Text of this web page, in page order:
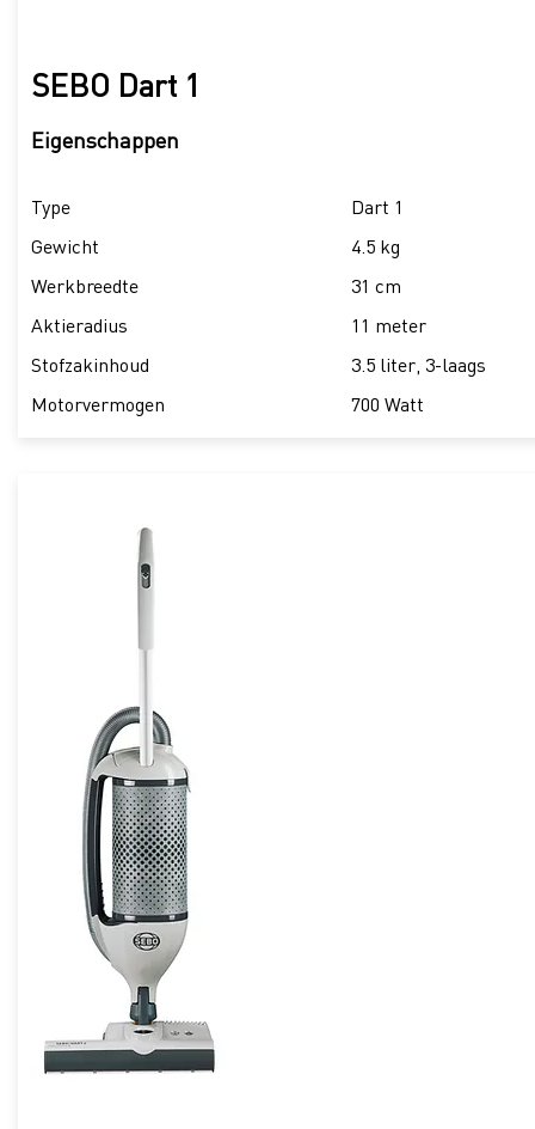
SEBO Dart 1
Eigenschappen
Type
Gewicht
Werkbreedte
Aktieradius
Stofzakinhoud
Motorvermogen
Dart 1
4.5 kg
31 cm
11 meter
3.5 liter, 3-laags
700 Watt